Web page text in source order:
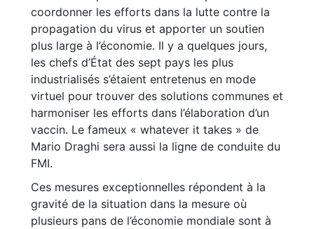
coordonner les efforts dans la lutte contre la
propagation du virus et apporter un soutien
plus large à l’économie. Il y a quelques jours,
les chefs d’État des sept pays les plus
industrialisés s’étaient entretenus en mode
virtuel pour trouver des solutions communes et
harmoniser les efforts dans l’élaboration d’un
vaccin. Le fameux « whatever it takes » de
Mario Draghi sera aussi la ligne de conduite du
FMI.
Ces mesures exceptionnelles répondent à la
gravité de la situation dans la mesure où
plusieurs pans de l’économie mondiale sont à